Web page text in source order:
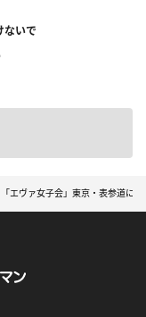
ないで
エヴァ女子会」東京・表参道に